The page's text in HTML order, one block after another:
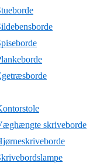
skriveborde